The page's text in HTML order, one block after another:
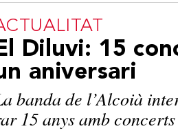
Diluvi: 15
aniversari
banda de l’Alcoià
15 anys amb